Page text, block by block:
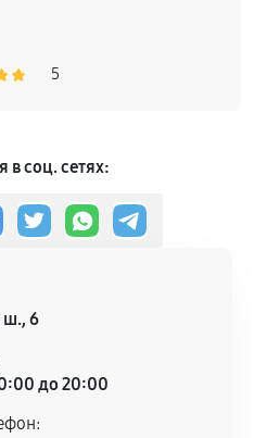
5
в соц. сетях:
ш., 6
до 20:00